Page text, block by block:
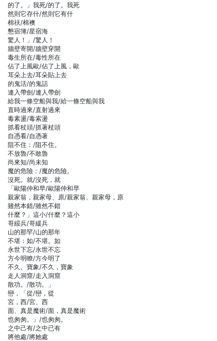
的了。」我死/的了。我死
然則它存什/然則它有什
棉祆/棉襖
懇宿簿/星宿海
驚人！」/驚人！
牆壁寄開/牆壁穿開
毒生所在/毒性所在
佔了上風歐/佔了上風，歐
耳朵上去/耳朵貼上去
的鬼活/的鬼話
連入帶劍/連人帶劍
給我一條空船與我/給一條空船與我
直時過來/直射過來
毒素盪/毒索盪
抓看杖頭/抓著杖頭
自憑看/自憑著
阻不住：/阻不住。
不放魯/不敢魯
尚來知/尚未知
魔的危險：/魔的危險。
沒死。就/沒死，就
「歐陽仲和早/歐陽仲和早
親家翁，親家母、原/親家翁、親家母，原
雖然本錯/雖然不錯
什麼？」這小/什麼？這小
哥綏兵/哥緩兵
山的那罕/山的那年
不堪：如/不堪。如
永世下忘/永世不忘
方今明瞭/方今明了
不久。寶象/不久，寶象
走人洞窟/走入洞窟
散功。/散功。」
巒，「從/巒，從
宮，西/宮、西
面、真是魔術/面，真是魔術
也匆匆。」/也匆匆。
之中己有/之中已有
將他處/將她處